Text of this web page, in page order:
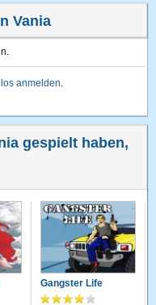
Vania
anmelden.
gespielt haben,
Gangster Life